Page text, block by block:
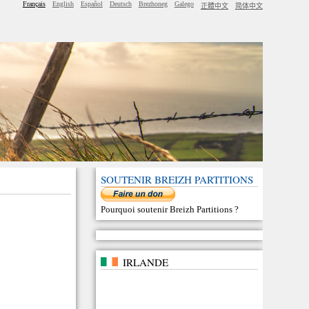
Français English Español Deutsch Brezhoneg Galego 正體中文 简体中文
SOUTENIR BREIZH PARTITIONS
Pourquoi soutenir Breizh Partitions ?
IRLANDE